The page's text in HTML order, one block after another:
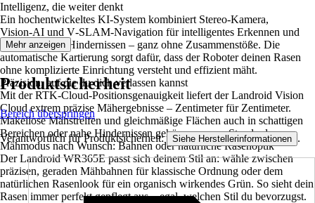
Intelligenz, die weiter denkt
Ein hochentwickeltes KI-System kombiniert Stereo‑Kamera,
Vision‑AI und V‑SLAM‑Navigation für intelligentes Erkennen und
Umfahren von Hindernissen – ganz ohne Zusammenstöße. Die
automatische Kartierung sorgt dafür, dass der Roboter deinen Rasen
ohne komplizierte Einrichtung versteht und effizient mäht.
Präzision, auf die du dich verlassen kannst
Mit der RTK‑Cloud‑Positionsgenauigkeit liefert der Landroid Vision
Cloud extrem präzise Mähergebnisse – Zentimeter für Zentimeter.
Makellose Mähstreifen und gleichmäßige Flächen auch in schattigen
Bereichen oder nahe Hindernissen gehören so zum Standard.
Mähmodus nach Wunsch: Bahnen oder natürliche Rasenoptik
Der Landroid WR365E passt sich deinem Stil an: wähle zwischen
präzisen, geraden Mähbahnen für klassische Ordnung oder dem
natürlichen Rasenlook für ein organisch wirkendes Grün. So sieht dein
Rasen immer perfekt gepflegt aus – egal, welchen Stil du bevorzugst.
Mehr anzeigen
Produktsicherheit
Bereich überspringen
Verantwortlich für Produktsicherheit: Siehe Herstellerinformationen .